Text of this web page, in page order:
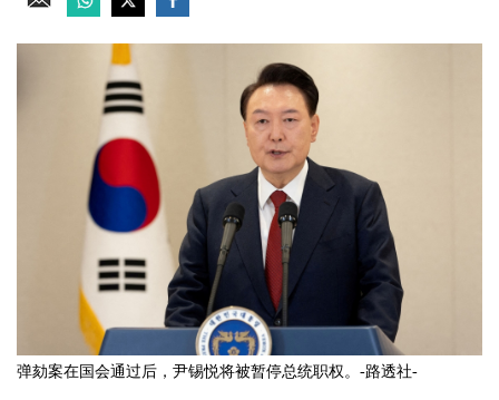
弹劾案在国会通过后，尹锡悦将被暂停总统职权。-路透社-